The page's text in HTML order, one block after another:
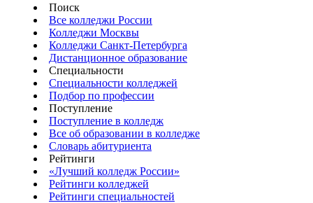
Поиск
Все колледжи России
Колледжи Москвы
Колледжи Санкт-Петербурга
Дистанционное образование
Специальности
Специальности колледжей
Подбор по профессии
Поступление
Поступление в колледж
Все об образовании в колледже
Словарь абитуриента
Рейтинги
«Лучший колледж России»
Рейтинги колледжей
Рейтинги специальностей